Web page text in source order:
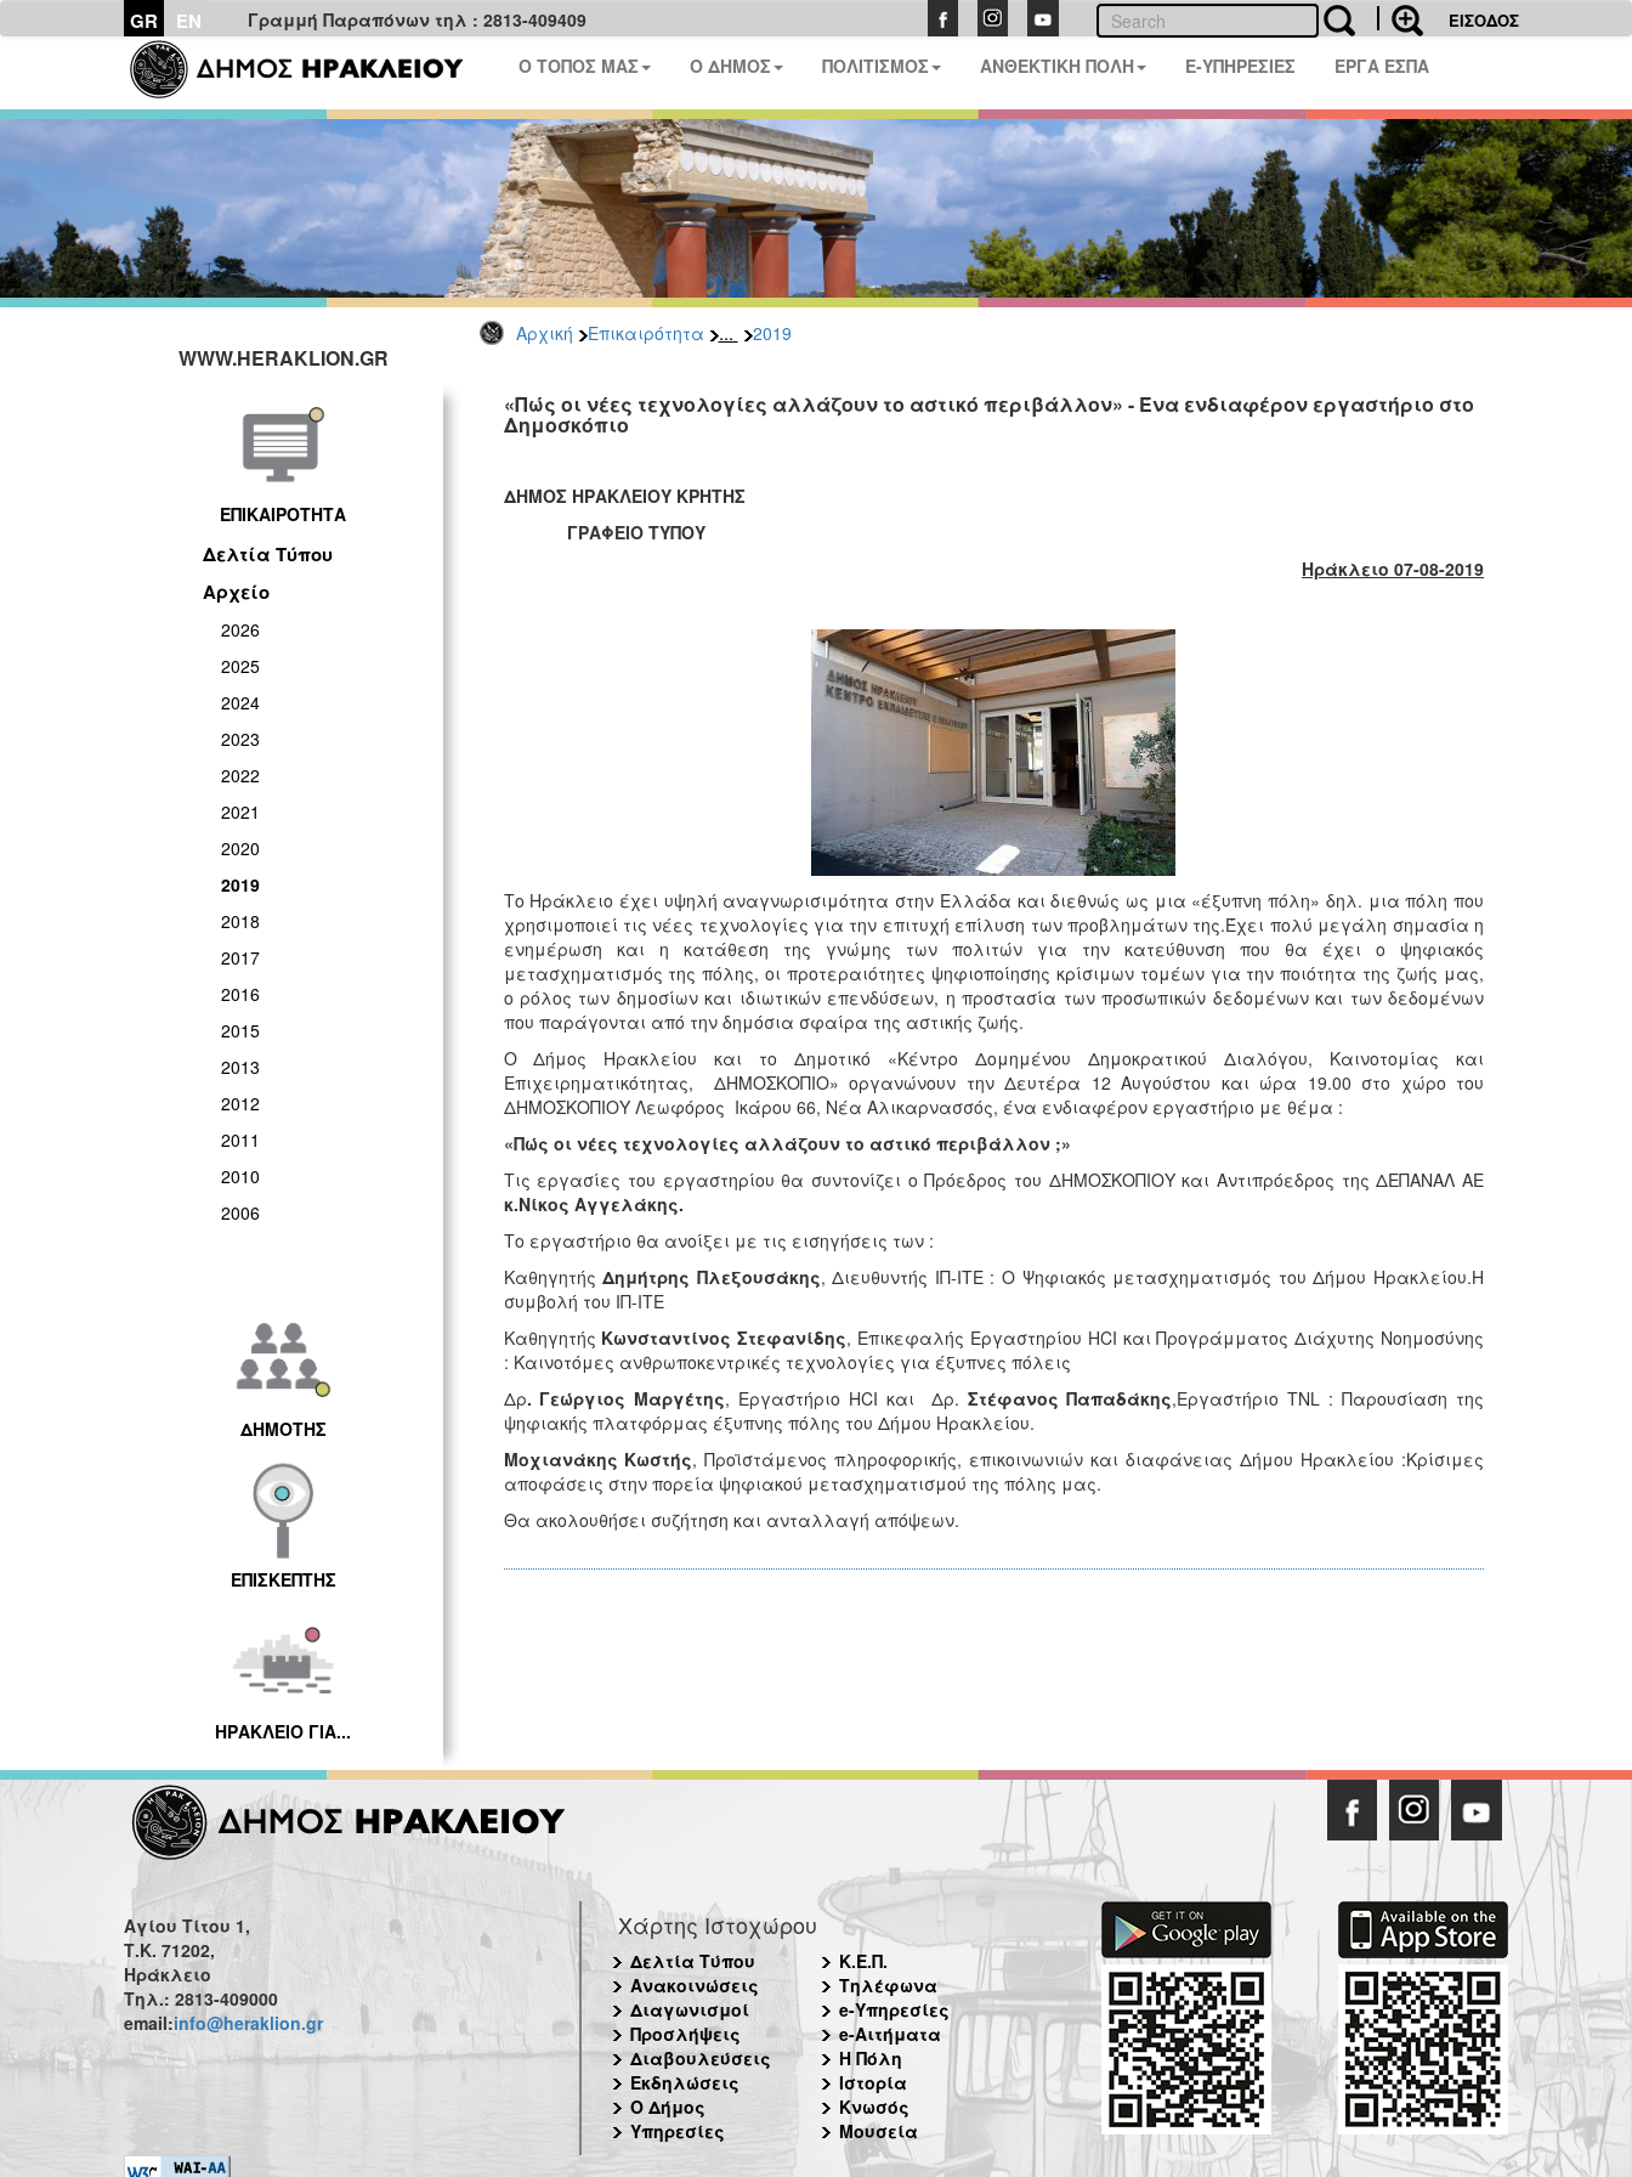
GR EN Γραμμή Παραπόνων τηλ : 2813-409409 ΕΙΣΟΔΟΣ
Ο ΤΟΠΟΣ ΜΑΣ Ο ΔΗΜΟΣ ΠΟΛΙΤΙΣΜΟΣ ΑΝΘΕΚΤΙΚΗ ΠΟΛΗ E-ΥΠΗΡΕΣΙΕΣ ΕΡΓΑ ΕΣΠΑ
Αρχική Επικαιρότητα ... 2019
WWW.HERAKLION.GR
ΕΠΙΚΑΙΡΟΤΗΤΑ
Δελτία Τύπου
Αρχείο
2026
2025
2024
2023
2022
2021
2020
2019
2018
2017
2016
2015
2013
2012
2011
2010
2006
ΔΗΜΟΤΗΣ
ΕΠΙΣΚΕΠΤΗΣ
ΗΡΑΚΛΕΙΟ ΓΙΑ...
«Πώς οι νέες τεχνολογίες αλλάζουν το αστικό περιβάλλον» - Ένα ενδιαφέρον εργαστήριο στο
Δημοσκόπιο
ΔΗΜΟΣ ΗΡΑΚΛΕΙΟΥ ΚΡΗΤΗΣ
ΓΡΑΦΕΙΟ ΤΥΠΟΥ
Ηράκλειο 07-08-2019
Το Ηράκλειο έχει υψηλή αναγνωρισιμότητα στην Ελλάδα και διεθνώς ως μια «έξυπνη πόλη» δηλ. μια πόλη που
χρησιμοποιεί τις νέες τεχνολογίες για την επιτυχή επίλυση των προβλημάτων της.Έχει πολύ μεγάλη σημασία η
ενημέρωση και η κατάθεση της γνώμης των πολιτών για την κατεύθυνση που θα έχει ο ψηφιακός
μετασχηματισμός της πόλης, οι προτεραιότητες ψηφιοποίησης κρίσιμων τομέων για την ποιότητα της ζωής μας,
ο ρόλος των δημοσίων και ιδιωτικών επενδύσεων, η προστασία των προσωπικών δεδομένων και των δεδομένων
που παράγονται από την δημόσια σφαίρα της αστικής ζωής.
Ο Δήμος Ηρακλείου και το Δημοτικό «Κέντρο Δομημένου Δημοκρατικού Διαλόγου, Καινοτομίας και
Επιχειρηματικότητας, ΔΗΜΟΣΚΟΠΙΟ» οργανώνουν την Δευτέρα 12 Αυγούστου και ώρα 19.00 στο χώρο του
ΔΗΜΟΣΚΟΠΙΟΥ Λεωφόρος Ικάρου 66, Νέα Αλικαρνασσός, ένα ενδιαφέρον εργαστήριο με θέμα :
«Πώς οι νέες τεχνολογίες αλλάζουν το αστικό περιβάλλον ;»
Τις εργασίες του εργαστηρίου θα συντονίζει ο Πρόεδρος του ΔΗΜΟΣΚΟΠΙΟΥ και Αντιπρόεδρος της ΔΕΠΑΝΑΛ ΑΕ
κ.Νίκος Αγγελάκης.
Το εργαστήριο θα ανοίξει με τις εισηγήσεις των :
ΚαθηγητήςΔημήτρης Πλεξουσάκης, Διευθυντής ΙΠ-ΙΤΕ : Ο Ψηφιακός μετασχηματισμός του Δήμου Ηρακλείου.Η
συμβολή του ΙΠ-ΙΤΕ
Καθηγητής Κωνσταντίνος Στεφανίδης, Επικεφαλής Εργαστηρίου HCI και Προγράμματος Διάχυτης Νοημοσύνης
: Καινοτόμες ανθρωποκεντρικές τεχνολογίες για έξυπνες πόλεις
Δρ. Γεώργιος Μαργέτης, Εργαστήριο HCI και Δρ. Στέφανος Παπαδάκης,Εργαστήριο TNL : Παρουσίαση της
ψηφιακής πλατφόρμας έξυπνης πόλης του Δήμου Ηρακλείου.
Μοχιανάκης Κωστής, Προϊστάμενος πληροφορικής, επικοινωνιών και διαφάνειας Δήμου Ηρακλείου :Κρίσιμες
αποφάσεις στην πορεία ψηφιακού μετασχηματισμού της πόλης μας.
Θα ακολουθήσει συζήτηση και ανταλλαγή απόψεων.
Αγίου Τίτου 1,
Τ.Κ. 71202,
Ηράκλειο
Τηλ.: 2813-409000
email:info@heraklion.gr
Χάρτης Ιστοχώρου
Δελτία Τύπου
Ανακοινώσεις
Διαγωνισμοί
Προσλήψεις
Διαβουλεύσεις
Εκδηλώσεις
Ο Δήμος
Υπηρεσίες
Κ.Ε.Π.
Τηλέφωνα
e-Υπηρεσίες
e-Αιτήματα
Η Πόλη
Ιστορία
Κνωσός
Μουσεία